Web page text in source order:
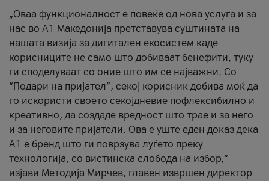
„Оваа функционалност е повеќе од нова услуга и за
нас во А1 Македонија претставува суштината на
нашата визија за дигитален екосистем каде
корисниците не само што добиваат бенефити, туку
ги споделуваат со оние што им се најважни. Со
“Подари на пријател”, секој корисник добива моќ да
го искористи своето секојдневие пофлексибилно и
креативно, да создаде вредност што трае и за него
и за неговите пријатели. Ова е уште еден доказ дека
А1 е бренд што ги поврзува луѓето преку
технологија, со вистинска слобода на избор,“
изјави Методија Мирчев, главен извршен директор